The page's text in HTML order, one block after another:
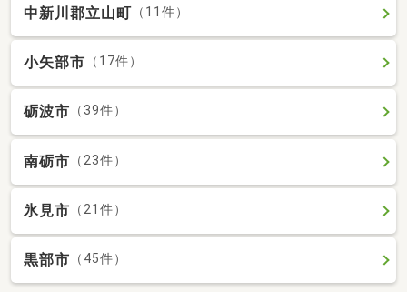
中新川郡立山町 （11件）
小矢部市 （17件）
砺波市 （39件）
南砺市 （23件）
氷見市 （21件）
黒部市 （45件）